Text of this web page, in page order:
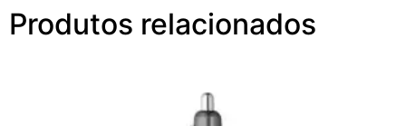
Produtos relacionados